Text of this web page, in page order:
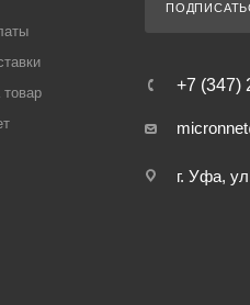
товар
+7 (347)
г. Уфа,